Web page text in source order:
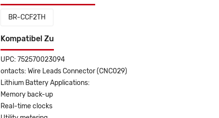
BR-CCF2TH
Kompatibel Zu
UPC: 752570023094
ontacts: Wire Leads Connector (CNC029)
Lithium Battery Applications:
Memory back-up
Real-time clocks